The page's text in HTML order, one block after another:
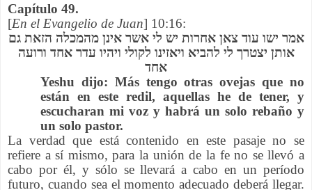
Capítulo 49.
[En el Evangelio de Juan] 10:16:
אמר ישו עוד צאן אחרות יש לי אשר אינן מהמכלה הזאת גם
אותן יצטרך לי להביא ויאזינו לקולי ויהיו עדר אחד ורועה
אחד
Yeshu dijo: Más tengo otras ovejas que no
están en este redil, aquellas he de tener, y
escucharan mi voz y habrá un solo rebaño y
un solo pastor.
La verdad que está contenido en este pasaje no se
refiere a sí mismo, para la unión de la fe no se llevó a
cabo por él, y sólo se llevará a cabo en un período
futuro, cuando sea el momento adecuado deberá llegar.